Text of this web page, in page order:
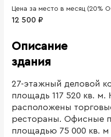
Цена за место в месяц (20%
12 500 ₽
Описание
здания
27-этажный деловой
площадь 117 520 кв. м.
расположены
рестораны. Офисные
площадью 75 000 кв.